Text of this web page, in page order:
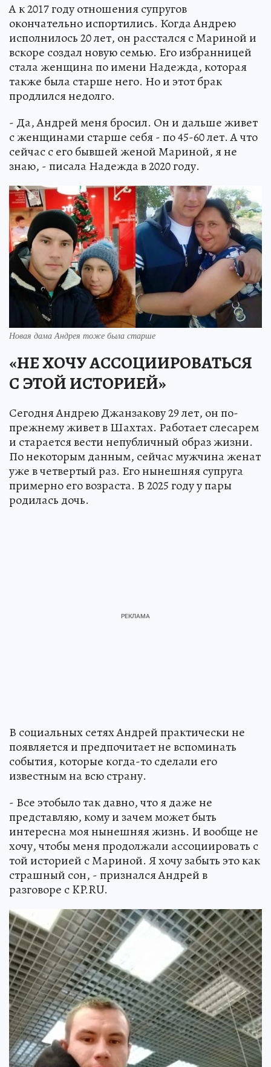
А к 2017 году отношения супругов
окончательно испортились. Когда Андрею
исполнилось 20 лет, он расстался с Мариной и
вскоре создал новую семью. Его избранницей
стала женщина по имени Надежда, которая
также была старше него. Но и этот брак
продлился недолго.
- Да, Андрей меня бросил. Он и дальше живет
с женщинами старше себя - по 45-60 лет. А что
сейчас с его бывшей женой Мариной, я не
знаю, - писала Надежда в 2020 году.
Новая дама Андрея тоже была старше
«НЕ ХОЧУ АССОЦИИРОВАТЬСЯ
С ЭТОЙ ИСТОРИЕЙ»
Сегодня Андрею Джанзакову 29 лет, он по-
прежнему живет в Шахтах. Работает слесарем
и старается вести непубличный образ жизни.
По некоторым данным, сейчас мужчина женат
уже в четвертый раз. Его нынешняя супруга
примерно его возраста. В 2025 году у пары
родилась дочь.
В социальных сетях Андрей практически не
появляется и предпочитает не вспоминать
события, которые когда-то сделали его
известным на всю страну.
- Все этобыло так давно, что я даже не
представляю, кому и зачем может быть
интересна моя нынешняя жизнь. И вообще не
хочу, чтобы меня продолжали ассоциировать с
той историей с Мариной. Я хочу забыть это как
страшный сон, - признался Андрей в
разговоре с KP.RU.